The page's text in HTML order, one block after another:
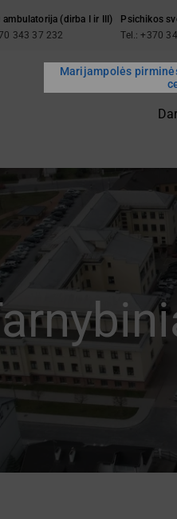
ambulatorija (dirba I ir III)
343 37 232
Psichikos
Tel.: +370
Marijampolės